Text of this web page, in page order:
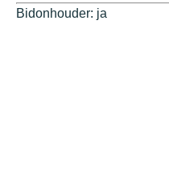
Bidonhouder: ja